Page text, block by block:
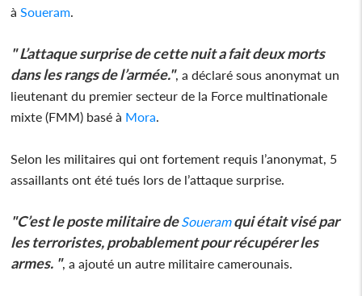
àSoueram.
" L’attaque surprise de cette nuit a fait deux morts
dans les rangs de l’armée.", a déclaré sous anonymat un
lieutenant du premier secteur de la Force multinationale
mixte (FMM) basé à Mora.
Selon les militaires qui ont fortement requis l’anonymat, 5
assaillants ont été tués lors de l’attaque surprise.
"C’est le poste militaire deSoueramqui était visé par
les terroristes, probablement pour récupérer les
armes. ", a ajouté un autre militaire camerounais.